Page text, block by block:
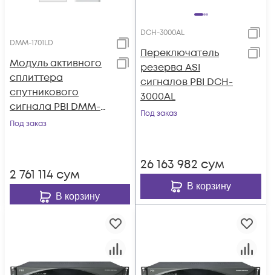
DMM-1701LD
Модуль активного
сплиттера
спутникового
сигнала PBI DMM-
1701LD
Под заказ
2 761 114 сум
В корзину
DCH-3000AL
Переключатель
резерва ASI
сигналов PBI DCH-
3000AL
Под заказ
26 163 982 сум
В корзину